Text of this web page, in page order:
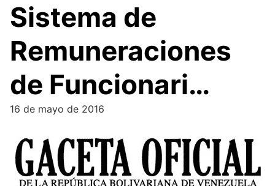
Sistema de
Remuneraciones
de Funcionari…
16 de mayo de 2016